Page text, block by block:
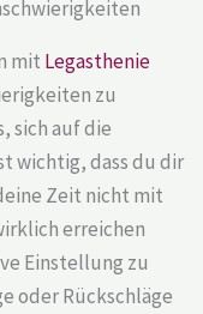
mit Legasthenie
zu
sich auf die
wichtig, dass du dir
Zeit nicht mit
erreichen
Einstellung zu
oder Rückschläge